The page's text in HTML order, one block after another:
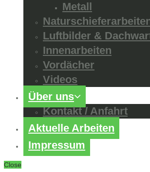
Metall
Luftbilder &
Innenarbeiten
Vordächer
Videos
Über uns
Kontakt / Anfahrt
Aktuelle Arbeiten
Impressum
Close